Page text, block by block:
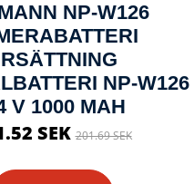
NP-W126
NP-W126
V 1000 MAH
SEK201.69 SEK